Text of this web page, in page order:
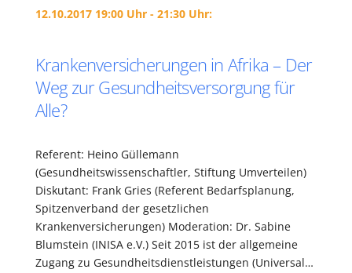
12.10.2017 19:00 Uhr - 21:30 Uhr:
Krankenversicherungen in Afrika – Der
Weg zur Gesundheitsversorgung für
Alle?
Referent: Heino Güllemann
(Gesundheitswissenschaftler, Stiftung Umverteilen)
Diskutant: Frank Gries (Referent Bedarfsplanung,
Spitzenverband der gesetzlichen
Krankenversicherungen) Moderation: Dr. Sabine
Blumstein (INISA e.V.) Seit 2015 ist der allgemeine
Zugang zu Gesundheitsdienstleistungen (Universal…